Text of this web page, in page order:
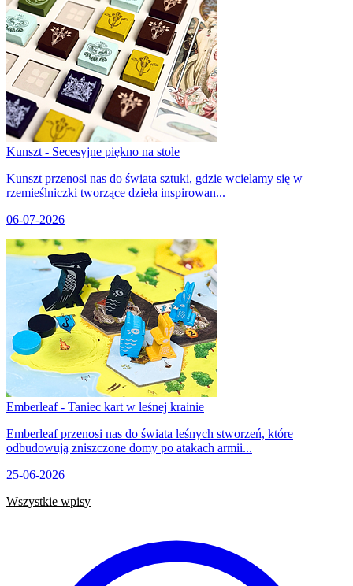
Kunszt - Secesyjne piękno na stole
Kunszt przenosi nas do świata sztuki, gdzie wcielamy się w
rzemieślniczki tworzące dzieła inspirowan...
06-07-2026
Emberleaf - Taniec kart w leśnej krainie
Emberleaf przenosi nas do świata leśnych stworzeń, które
odbudowują zniszczone domy po atakach armii...
25-06-2026
Wszystkie wpisy